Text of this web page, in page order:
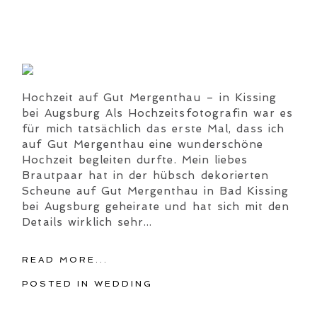
Hochzeit auf Gut Mergenthau – in Kissing
bei Augsburg Als Hochzeitsfotografin war es
für mich tatsächlich das erste Mal, dass ich
auf Gut Mergenthau eine wunderschöne
Hochzeit begleiten durfte. Mein liebes
Brautpaar hat in der hübsch dekorierten
Scheune auf Gut Mergenthau in Bad Kissing
bei Augsburg geheirate und hat sich mit den
Details wirklich sehr...
READ MORE...
POSTED INWEDDING